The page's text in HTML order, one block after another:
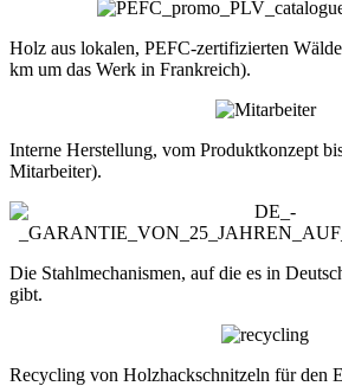
Holz aus lokalen, PEFC-zertifizierten
km um das Werk in Frankreich).
Interne Herstellung, vom Produktkonzept
Mitarbeiter).
Die Stahlmechanismen, auf die es in
gibt.
Recycling von Holzhackschnitzeln für den